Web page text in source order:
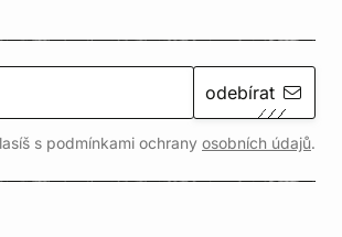
odebírat
s podmínkami ochrany osobních údajů.